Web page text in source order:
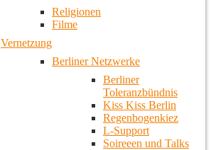
Religionen
Filme
Vernetzung
Berliner Netzwerke
Berliner
Toleranzbündnis
Kiss Kiss Berlin
Regenbogenkiez
L-Support
Soireeen und Talks